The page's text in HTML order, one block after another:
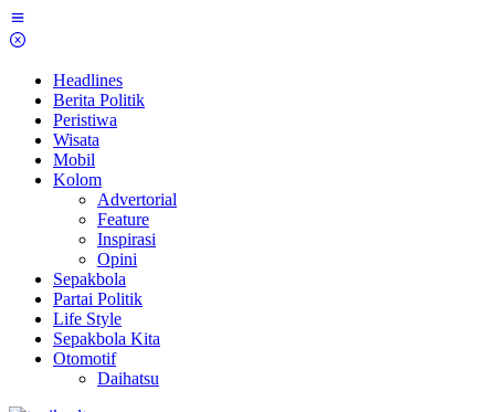
Skip
to
Headlines
Berita Politik
Peristiwa
Wisata
Mobil
Kolom
Advertorial
Feature
Inspirasi
Opini
Sepakbola
Partai Politik
Life Style
Sepakbola Kita
Otomotif
Daihatsu